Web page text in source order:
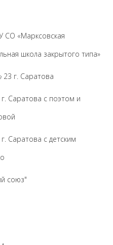
СО «Марксовская
школа закрытого типа»
г. Саратова
Саратова с поэтом и
Саратова с детским
союз"